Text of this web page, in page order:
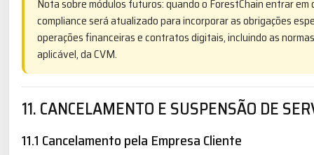
Nota sobre módulos futuros: quando o ForestChain entrar em
compliance será atualizado para incorporar as obrigações
operações financeiras e contratos digitais, incluindo as
aplicável, da CVM.
11. CANCELAMENTO E SUSPENSÃO DE
11.1 Cancelamento pela Empresa Cliente